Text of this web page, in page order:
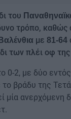
του
τρόπο, καθώς
Βαλένθια με 81-64
των πλέι οφ
0-2, με δύο
το βράδυ της
μία ανερχόμενη